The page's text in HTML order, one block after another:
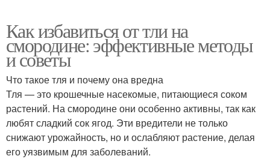
Как избавиться от тли на
смородине: эффективные методы
и советы
Что такое тля и почему она вредна
Тля — это крошечные насекомые, питающиеся соком
растений. На смородине они особенно активны, так как
любят сладкий сок ягод. Эти вредители не только
снижают урожайность, но и ослабляют растение, делая
его уязвимым для заболеваний.